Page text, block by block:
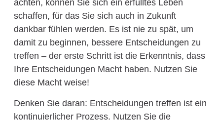
achten, können Sie sich ein erfülltes Leben
schaffen, für das Sie sich auch in Zukunft
dankbar fühlen werden. Es ist nie zu spät, um
damit zu beginnen, bessere Entscheidungen zu
treffen – der erste Schritt ist die Erkenntnis, dass
Ihre Entscheidungen Macht haben. Nutzen Sie
diese Macht weise!
Denken Sie daran: Entscheidungen treffen ist ein
kontinuierlicher Prozess. Nutzen Sie die